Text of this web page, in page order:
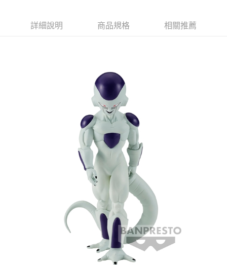
2.透過簡訊連結打開帳單後，可選擇「超商條碼／台灣大直營門市／銀行轉
帳／街口支付／iPASS MONEY」等通路繳費。
買賣價金債權讓與本公司後，依約使用本公司帳單繳交帳款。
2.基於同意付款使用「大哥付你分期」之契約關係目的，商店將以您的個人
資料（包含姓名、電話或地址）提供予台灣大哥大進項蒐集、處理及利用，
由本公司與您本人進行分期帳單所需資料之確認、核對及更正。
3.完整用戶服務條款，請詳閱以下連結：https://oppay.tw/userRule
預購-7-11取貨付款(舊)
每筆NT$90，滿NT$3,000(含以上)免運費
每筆NT$120，滿NT$3,000(含以上)免運費
每筆NT$160，滿NT$3,000(含以上)免運費
東海門市自取，需自備購物袋取貨唷。
詳細說明 商品規格 相關推薦